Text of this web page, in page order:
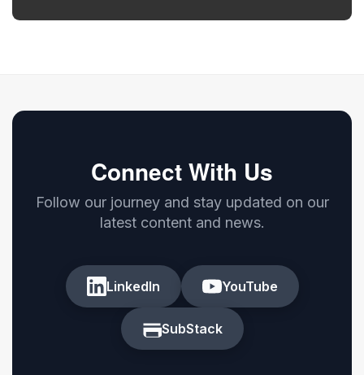
Connect With Us
Follow our journey and stay updated on our
latest content and news.
LinkedIn YouTube
SubStack